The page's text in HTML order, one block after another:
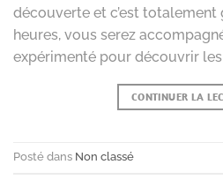
découverte et c’est totalement
heures, vous serez
expérimenté pour découvrir les
CONTINUER LA
Posté dans Non classé